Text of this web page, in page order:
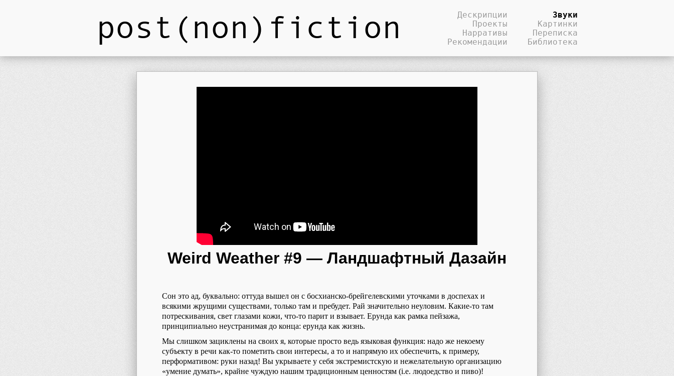
post(non)fiction
Дескрипции
Проекты
Нарративы
Рекомендации
Звуки
Картинки
Переписка
Библиотека
Weird Weather #9 — Ландшафтный Дазайн
Сон это ад, буквально: оттуда вышел он с босхианско-брейгелевскими уточками в доспехах и
всякими жрущими существами, только там и пребудет. Рай значительно неуловим. Какие-то там
потрескивания, свет глазами кожи, что-то парит и взывает. Ерунда как рамка пейзажа,
принципиально неустранимая до конца: ерунда как жизнь.
Мы слишком зациклены на своих я, которые просто ведь языковая функция: надо же некоему
субъекту в речи как-то пометить свои интересы, а то и напрямую их обеспечить, к примеру,
перформативом: руки назад! Вы укрываете у себя экстремистскую и нежелательную организацию
«умение думать», крайне чуждую нашим традиционным ценностям (i.e. людоедство и пиво)!